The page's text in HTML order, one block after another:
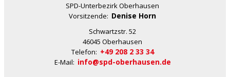
SPD-Unterbezirk Oberhausen
Vorsitzende: Denise Horn
Schwartzstr. 52
46045 Oberhausen
Telefon: +49 208 2 33 34
E-Mail: info@spd-oberhausen.de